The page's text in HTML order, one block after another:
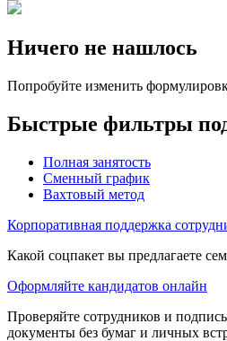
Ничего не нашлось
Попробуйте изменить
Быстрые фильтры
Полная занятость
Сменный график
Вахтовый метод
Корпоративная поддержка
Какой соцпакет вы предлагаете
Оформляйте кандидатов онлайн
Проверяйте сотрудников и
документы без бумаг и личных